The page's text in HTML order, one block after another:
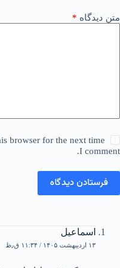
متن دیدگاه *
browser for the next time
I comment.
فرستادن دیدگاه
اسماعیل
۱۳ اردیبهشت ۱۴۰۵ / ۱۱:۳۴ ق٫ظ